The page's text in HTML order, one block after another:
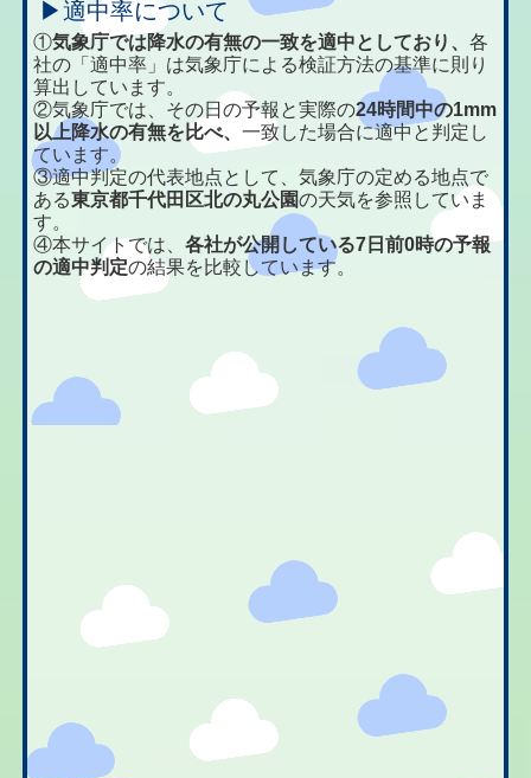
▶適中率について
①気象庁では降水の有無の一致を適中としており、各
社の「適中率」は気象庁による検証方法の基準に則り
算出しています。
②気象庁では、その日の予報と実際の24時間中の1mm
以上降水の有無を比べ、一致した場合に適中と判定し
ています。
③適中判定の代表地点として、気象庁の定める地点で
ある東京都千代田区北の丸公園の天気を参照していま
す。
④本サイトでは、各社が公開している7日前0時の予報
の適中判定の結果を比較しています。